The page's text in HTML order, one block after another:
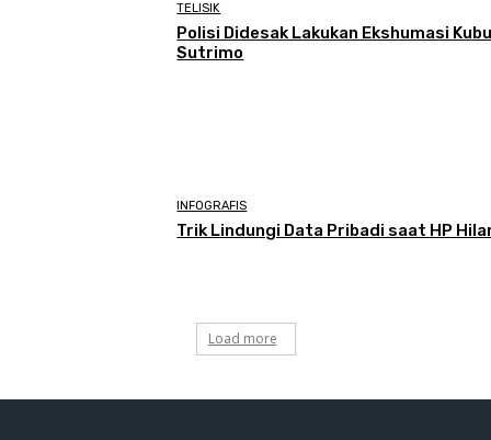
TELISIK
Polisi Didesak Lakukan Ekshumasi
Sutrimo
INFOGRAFIS
Trik Lindungi Data Pribadi saat HP
Load more